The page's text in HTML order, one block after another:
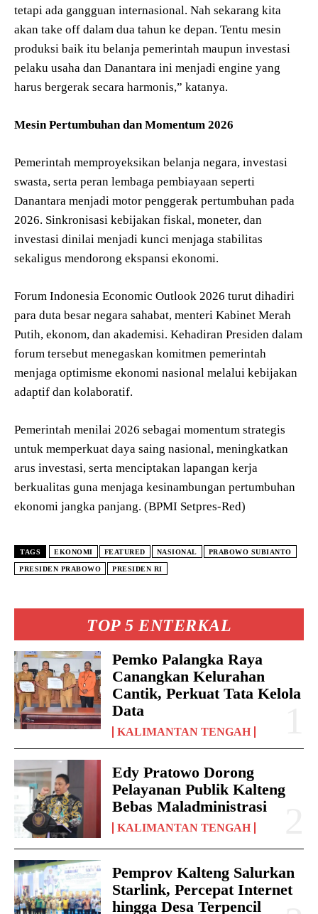
TOP 5 ENTERKAL
Pemko Palangka Raya
Canangkan Kelurahan
Cantik, Perkuat Tata Kelola
Data
KALIMANTAN TENGAH
Edy Pratowo Dorong
Pelayanan Publik Kalteng
Bebas Maladministrasi
KALIMANTAN TENGAH
Pemprov Kalteng Salurkan
Starlink, Percepat Internet
hingga Desa Terpencil
tetapi ada gangguan internasional. Nah sekarang kita
akan take off dalam dua tahun ke depan. Tentu mesin
produksi baik itu belanja pemerintah maupun investasi
pelaku usaha dan Danantara ini menjadi engine yang
harus bergerak secara harmonis,” katanya.
Mesin Pertumbuhan dan Momentum 2026
Pemerintah memproyeksikan belanja negara, investasi
swasta, serta peran lembaga pembiayaan seperti
Danantara menjadi motor penggerak pertumbuhan pada
2026. Sinkronisasi kebijakan fiskal, moneter, dan
investasi dinilai menjadi kunci menjaga stabilitas
sekaligus mendorong ekspansi ekonomi.
Forum Indonesia Economic Outlook 2026 turut dihadiri
para duta besar negara sahabat, menteri Kabinet Merah
Putih, ekonom, dan akademisi. Kehadiran Presiden dalam
forum tersebut menegaskan komitmen pemerintah
menjaga optimisme ekonomi nasional melalui kebijakan
adaptif dan kolaboratif.
Pemerintah menilai 2026 sebagai momentum strategis
untuk memperkuat daya saing nasional, meningkatkan
arus investasi, serta menciptakan lapangan kerja
berkualitas guna menjaga kesinambungan pertumbuhan
ekonomi jangka panjang. (BPMI Setpres-Red)
TAGS EKONOMI FEATURED NASIONAL PRABOWO SUBIANTO
PRESIDEN PRABOWO PRESIDEN RI